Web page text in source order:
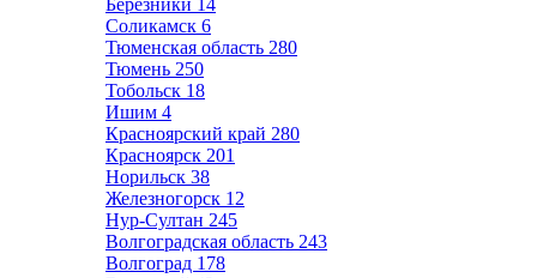
Березники 14
Соликамск 6
Тюменская область 280
Тюмень 250
Тобольск 18
Ишим 4
Красноярский край 280
Красноярск 201
Норильск 38
Железногорск 12
Нур-Султан 245
Волгоградская область 243
Волгоград 178